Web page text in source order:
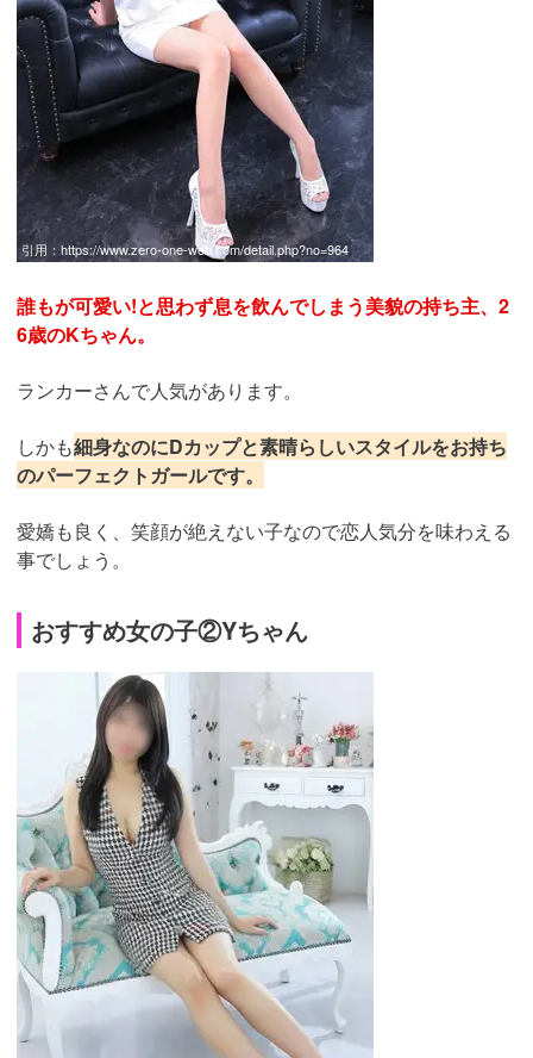
引用： https://www.zero-one-web.com/detail.php?no=964
誰もが可愛い!と思わず息を飲んでしまう美貌の持ち主、2
6歳のKちゃん。
ランカーさんで人気があります。
しかも細身なのにDカップと素晴らしいスタイルをお持ち
のパーフェクトガールです。
愛嬌も良く、笑顔が絶えない子なので恋人気分を味わえる
事でしょう。
おすすめ女の子②Yちゃん